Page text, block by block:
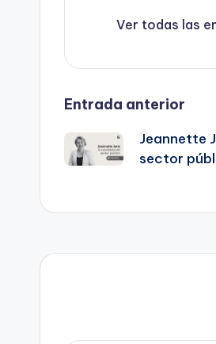
Ver todas las
de
Entrada anterior
Jeannette
sector